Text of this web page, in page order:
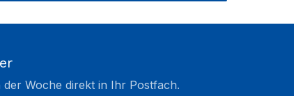
der Woche direkt in Ihr Postfach.